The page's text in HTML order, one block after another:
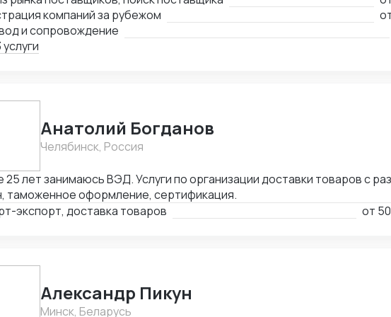
молотков до уровня Форбс на тему инфраструктурных
млрд долларов Имею огромную контактную базу: - поставщики всех
- торговые компании, работающие по параллельному импорту;
другие.
компаний за рубежом
и сопровождение
Анатолий Богданов
Челябинск, Россия
25 лет занимаюсь ВЭД. Услуги по организации доставки товаров с
таможенное оформление, сертификация.
экспорт, доставка товаров
от
Александр Пикун
Минск, Беларусь